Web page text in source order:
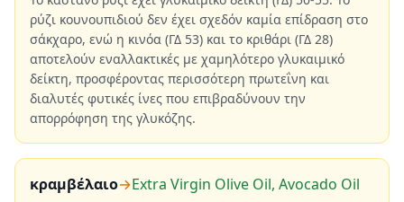
ρύζι κουνουπιδιού δεν έχει σχεδόν καμία επίδραση στο
σάκχαρο, ενώ η κινόα (ΓΔ 53) και το κριθάρι (ΓΔ 28)
αποτελούν εναλλακτικές με χαμηλότερο γλυκαιμικό
δείκτη, προσφέροντας περισσότερη πρωτεΐνη και
διαλυτές φυτικές ίνες που επιβραδύνουν την
απορρόφηση της γλυκόζης.
κραμβέλαιο→Extra Virgin Olive Oil, Avocado Oil